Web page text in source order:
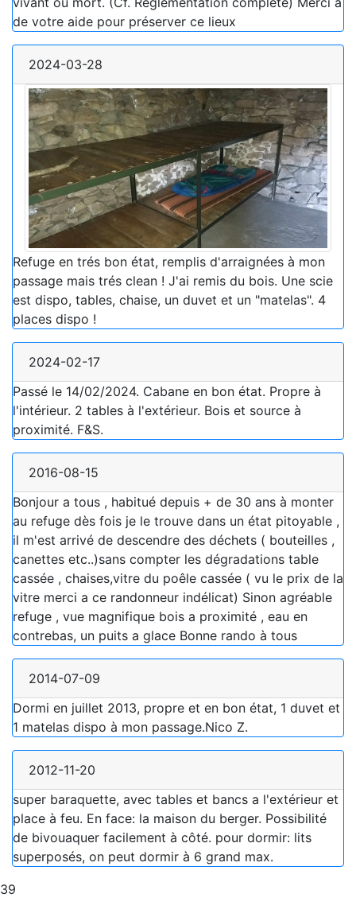
de votre aide pour préserver ce lieux
2024-03-28
Refuge en trés bon état, remplis d'arraignées à mon
passage mais trés clean ! J'ai remis du bois. Une scie
est dispo, tables, chaise, un duvet et un "matelas". 4
places dispo !
2024-02-17
Passé le 14/02/2024. Cabane en bon état. Propre à
l'intérieur. 2 tables à l'extérieur. Bois et source à
proximité. F&S.
2016-08-15
Bonjour a tous , habitué depuis + de 30 ans à monter
au refuge dès fois je le trouve dans un état pitoyable ,
il m'est arrivé de descendre des déchets ( bouteilles ,
canettes etc..)sans compter les dégradations table
cassée , chaises,vitre du poêle cassée ( vu le prix de la
vitre merci a ce randonneur indélicat) Sinon agréable
refuge , vue magnifique bois a proximité , eau en
contrebas, un puits a glace Bonne rando à tous
2014-07-09
Dormi en juillet 2013, propre et en bon état, 1 duvet et
1 matelas dispo à mon passage.Nico Z.
2012-11-20
super baraquette, avec tables et bancs a l'extérieur et
place à feu. En face: la maison du berger. Possibilité
de bivouaquer facilement à côté. pour dormir: lits
superposés, on peut dormir à 6 grand max.
39